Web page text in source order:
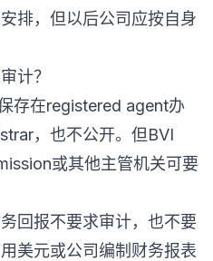
排，但以后公司应按自身
计？
存在registered agent办
，也不公开。但BVI
或其他主管机关可要
回报不要求审计，也不要
美元或公司编制财务报表